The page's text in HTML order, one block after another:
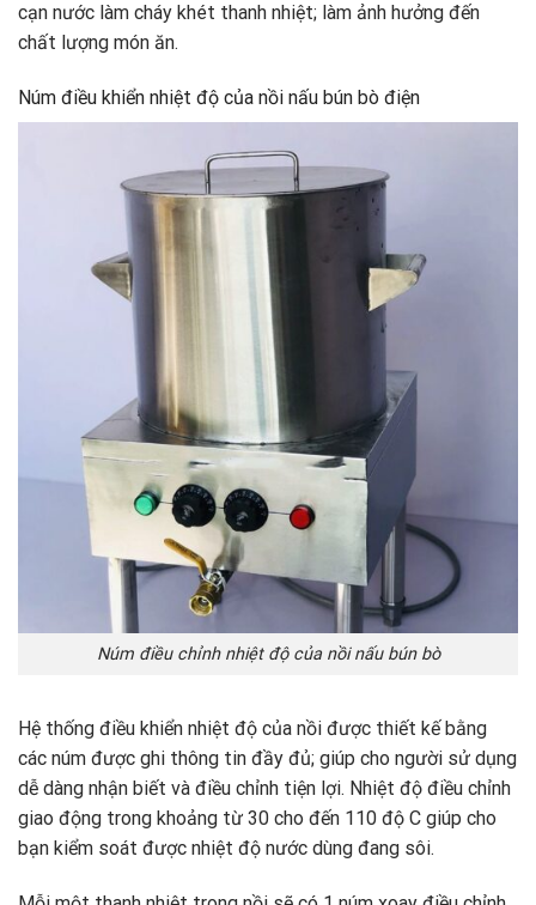
cạn nước làm cháy khét thanh nhiệt; làm ảnh hưởng đến
chất lượng món ăn.
Núm điều khiển nhiệt độ của nồi nấu bún bò điện
Núm điều chỉnh nhiệt độ của nồi nấu bún bò
Hệ thống điều khiển nhiệt độ của nồi được thiết kế bằng
các núm được ghi thông tin đầy đủ; giúp cho người sử dụng
dễ dàng nhận biết và điều chỉnh tiện lợi. Nhiệt độ điều chỉnh
giao động trong khoảng từ 30 cho đến 110 độ C giúp cho
bạn kiểm soát được nhiệt độ nước dùng đang sôi.